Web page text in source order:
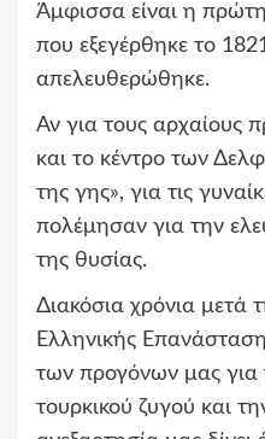
Άμφισσα είναι η
που εξεγέρθηκε το
απελευθερώθηκε.
Αν για τους αρχαίους
και το κέντρο των
της γης», για τις
πολέμησαν για την
της θυσίας.
Διακόσια χρόνια μετά
Ελληνικής
των προγόνων μας για
τουρκικού ζυγού και